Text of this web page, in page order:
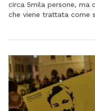
DECISAMENTE
ALTERNATIVO)
circa 5mila persone, ma
che viene trattata come